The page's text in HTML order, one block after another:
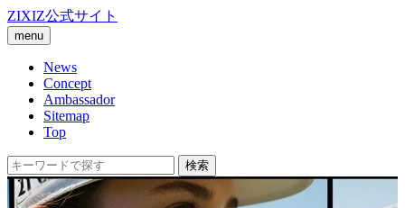
ZIXIZ公式サイト
menu
News
Concept
Ambassador
Sitemap
Top